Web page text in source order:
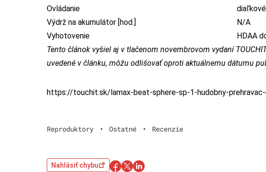
Ovládanie
Výdrž na akumulátor [hod.]
N/A
Vyhotovenie
HDAA
Tento článok vyšiel aj v tlačenom novembrovom vydaní
uvedené v článku, môžu odlišovať oproti aktuálnemu dátumu
https://touchit.sk/lamax-beat-sphere-sp-1-hudobny-
Reproduktory • Ostatné • Recenzie
Nahlásiť chybu